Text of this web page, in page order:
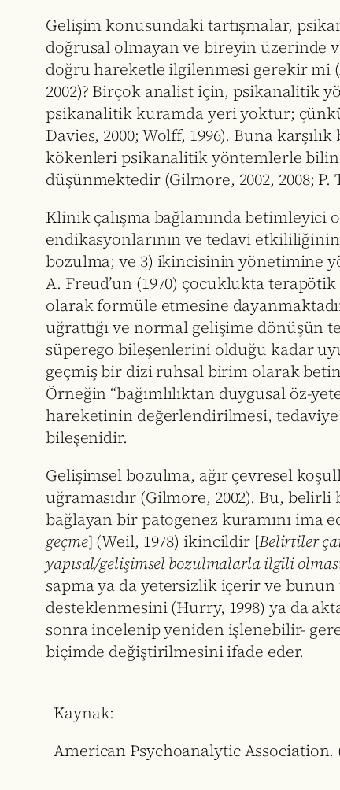
Gelişim konusundaki tartışmalar,
doğrusal olmayan ve bireyin üzerinde
doğru hareketle ilgilenmesi gerekir mi
2002)? Birçok analist için, psikanalitik
psikanalitik kuramda yeri yoktur;
Davies, 2000; Wolff, 1996). Buna
kökenleri psikanalitik yöntemlerle
düşünmektedir (Gilmore, 2002, 2008; P.
Klinik çalışma bağlamında betimleyici
endikasyonlarının ve tedavi
bozulma; ve 3) ikincisinin yönetimine
A. Freud’un (1970) çocuklukta
olarak formüle etmesine
uğrattığı ve normal gelişime dönüşün
süperego bileşenlerini olduğu kadar
geçmiş bir dizi ruhsal birim olarak
Örneğin “bağımlılıktan duygusal öz-
hareketinin değerlendirilmesi,
bileşenidir.
Gelişimsel bozulma, ağır çevresel
uğramasıdır (Gilmore, 2002). Bu,
bağlayan bir patogenez kuramını ima
geçme] (Weil, 1978) ikincildir [Belirtiler
yapısal/gelişimsel bozulmalarla ilgili
sapma ya da yetersizlik içerir ve
desteklenmesini (Hurry, 1998) ya da
sonra incelenip yeniden işlenebilir-
biçimde değiştirilmesini ifade eder.
Kaynak:
American Psychoanalytic Association.